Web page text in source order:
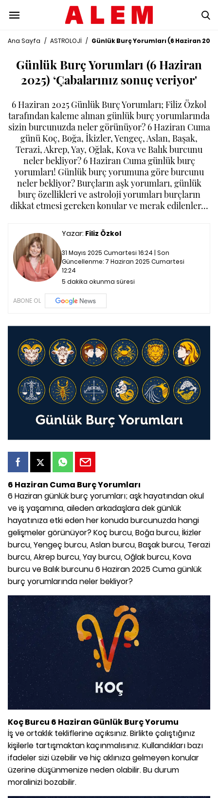
Ana Sayfa / ASTROLOJİ / Günlük Burç Yorumları (6 Haziran
Günlük Burç Yorumları (6 Haziran
2025) ‘Çabalarınız sonuç veriyor'
6 Haziran 2025 Günlük Burç Yorumları; Filiz Özkol
tarafından kaleme alınan günlük burç yorumlarında
sizin burcunuzda neler görünüyor? 6 Haziran Cuma
günü Koç, Boğa, İkizler, Yengeç, Aslan, Başak,
Terazi, Akrep, Yay, Oğlak, Kova ve Balık burcunu
neler bekliyor? 6 Haziran Cuma günlük burç
yorumları! Günlük burç yorumuna göre burcunu
neler bekliyor? Burçların aşk yorumları, günlük
burç özellikleri ve astroloji yorumları burçların
dikkat etmesi gereken konular ve merak edilenler…
Yazar: Filiz Özkol
31 Mayıs 2025 Cumartesi 16:24 | Son
Güncellenme: 7 Haziran 2025 Cumartesi
12:24
5 dakika okunma süresi
ABONE OL
6 Haziran Cuma Burç Yorumları
6 Haziran günlük burç yorumları; aşk hayatından okul
ve iş yaşamına, aileden arkadaşlara dek günlük
hayatınıza etki eden her konuda burcunuzda hangi
gelişmeler görünüyor? Koç burcu, Boğa burcu, İkizler
burcu, Yengeç burcu, Aslan burcu, Başak burcu, Terazi
burcu, Akrep burcu, Yay burcu, Oğlak burcu, Kova
burcu ve Balık burcunu 6 Haziran 2025 Cuma günlük
burç yorumlarında neler bekliyor?
Koç Burcu 6 Haziran Günlük Burç Yorumu
İş ve ortaklık tekliflerine açıksınız. Birlikte çalıştığınız
kişilerle tartışmaktan kaçınmalısınız. Kullandıkları bazı
ifadeler sizi üzebilir ve hiç aklınıza gelmeyen konular
üzerine düşünmenize neden olabilir. Bu durum
moralinizi bozabilir.